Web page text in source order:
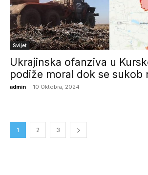
Svijet
Ukrajinska ofanziva u
podiže moral dok se sukob
admin - 10 Oktobra, 2024
1 2 3